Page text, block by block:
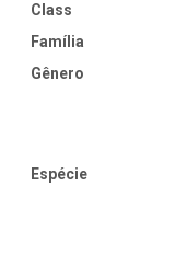
Class
Família
Gênero
Espécie